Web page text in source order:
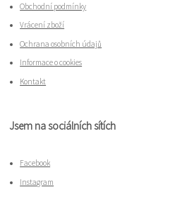
Obchodní podmínky
Vrácení zboží
Ochrana osobních údajů
Informace o cookies
Kontakt
Jsem na sociálních sítích
Facebook
Instagram